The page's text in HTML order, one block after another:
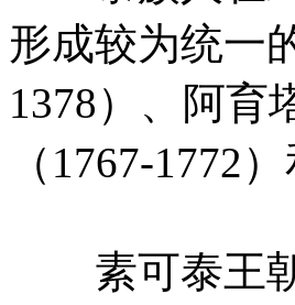
形成较为统一
1378）、阿育
（1767-1772
素可泰王朝